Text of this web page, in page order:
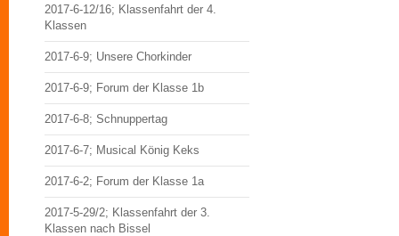
2017-6-12/16; Klassenfahrt der 4.
Klassen
2017-6-9; Unsere Chorkinder
2017-6-9; Forum der Klasse 1b
2017-6-8; Schnuppertag
2017-6-7; Musical König Keks
2017-6-2; Forum der Klasse 1a
2017-5-29/2; Klassenfahrt der 3.
Klassen nach Bissel